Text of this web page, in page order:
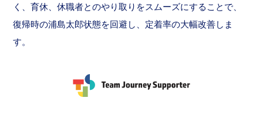
く、育休、休職者とのやり取りをスムーズにすることで、
復帰時の浦島太郎状態を回避し、定着率の大幅改善しま
す。